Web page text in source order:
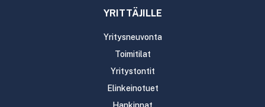
YRITTÄJILLE
Yritysneuvonta
Toimitilat
Yritystontit
Elinkeinotuet